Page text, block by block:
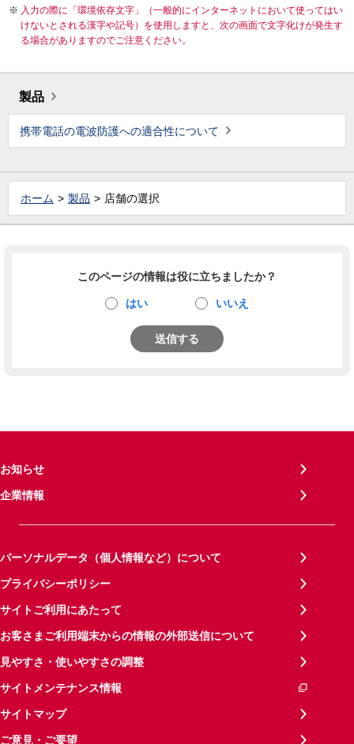
入力の際に「環境依存文字」（一般的にインターネットにおいて使ってはい
けないとされる漢字や記号）を使用しますと、次の画面で文字化けが発生す
る場合がありますのでご注意ください。
製品
携帯電話の電波防護への適合性について
ホーム 製品 店舗の選択
このページの情報は役に立ちましたか？
はい いいえ
送信する
お知らせ
企業情報
パーソナルデータ（個人情報など）について
プライバシーポリシー
サイトご利用にあたって
お客さまご利用端末からの情報の外部送信について
見やすさ・使いやすさの調整
サイトメンテナンス情報
サイトマップ
ご意見・ご要望